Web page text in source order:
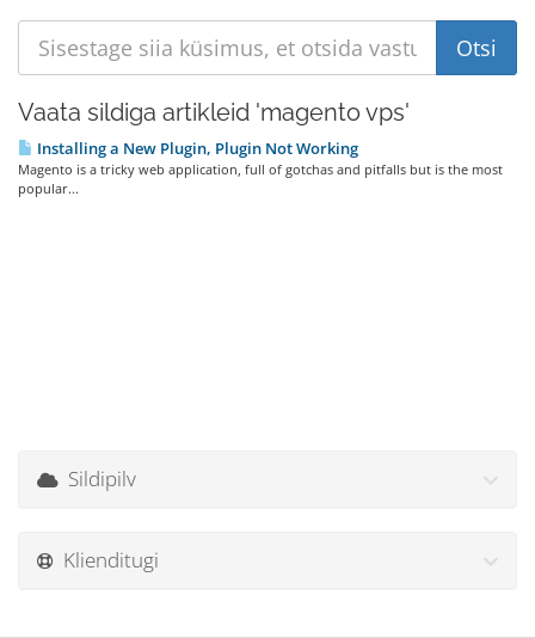
Vaata sildiga artikleid 'magento vps'
Installing a New Plugin, Plugin Not Working
Magento is a tricky web application, full of gotchas and pitfalls but is the most
popular...
Sildipilv
Klienditugi